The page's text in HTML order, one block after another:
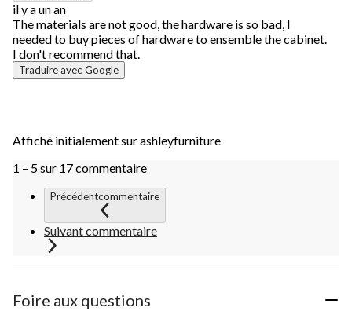
il y a un an
The materials are not good, the hardware is so bad, I
needed to buy pieces of hardware to ensemble the cabinet.
I don't recommend that.
Traduire avec Google
Affiché initialement sur ashleyfurniture
1 – 5 sur 17 commentaire
Précédentcommentaire
Suivant commentaire
Foire aux questions